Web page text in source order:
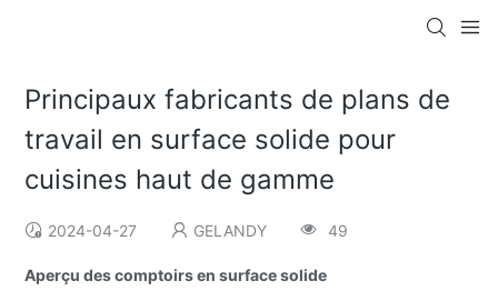
Principaux fabricants de plans de
travail en surface solide pour
cuisines haut de gamme
2024-04-27 GELANDY 49
Aperçu des comptoirs en surface solide